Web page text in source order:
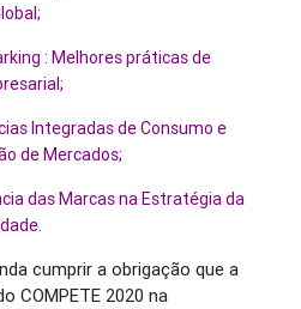
: Melhores práticas de
Integradas de Consumo e
de Mercados;
das Marcas na Estratégia da
cumprir a obrigação que a
COMPETE 2020 na